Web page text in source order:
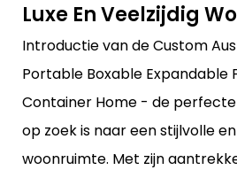
Luxe En Veelzijdig
Introductie van de Custom
Portable Boxable Expandable
Container Home - de
op zoek is naar een stijlvolle
woonruimte. Met zijn